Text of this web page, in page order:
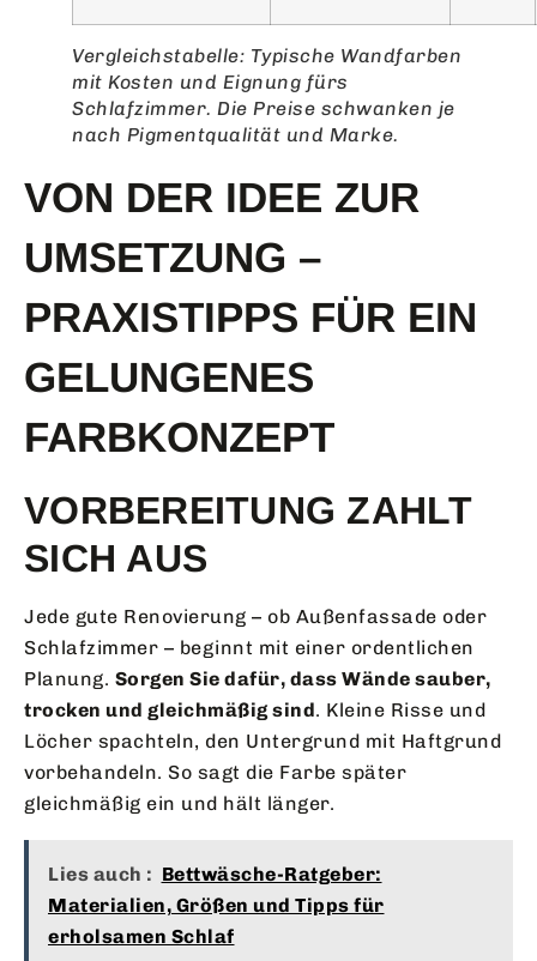
Vergleichstabelle: Typische Wandfarben
mit Kosten und Eignung fürs
Schlafzimmer. Die Preise schwanken je
nach Pigmentqualität und Marke.
VON DER IDEE ZUR
UMSETZUNG –
PRAXISTIPPS FÜR EIN
GELUNGENES
FARBKONZEPT
VORBEREITUNG ZAHLT
SICH AUS
Jede gute Renovierung – ob Außenfassade oder
Schlafzimmer – beginnt mit einer ordentlichen
Planung. Sorgen Sie dafür, dass Wände sauber,
trocken und gleichmäßig sind. Kleine Risse und
Löcher spachteln, den Untergrund mit Haftgrund
vorbehandeln. So sagt die Farbe später
gleichmäßig ein und hält länger.
Lies auch : Bettwäsche-Ratgeber:
Materialien, Größen und Tipps für
erholsamen Schlaf